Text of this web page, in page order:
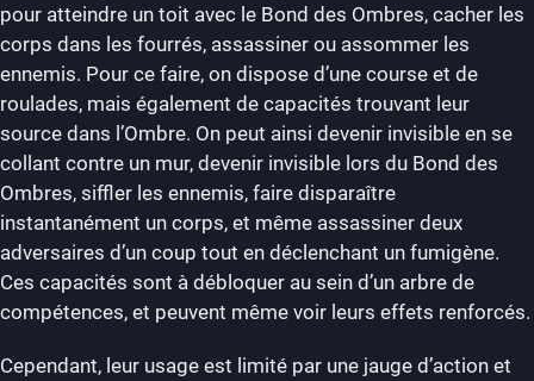
pour atteindre un toit avec le Bond des Ombres, cacher les
corps dans les fourrés, assassiner ou assommer les
ennemis. Pour ce faire, on dispose d’une course et de
roulades, mais également de capacités trouvant leur
source dans l’Ombre. On peut ainsi devenir invisible en se
collant contre un mur, devenir invisible lors du Bond des
Ombres, siffler les ennemis, faire disparaître
instantanément un corps, et même assassiner deux
adversaires d’un coup tout en déclenchant un fumigène.
Ces capacités sont à débloquer au sein d’un arbre de
compétences, et peuvent même voir leurs effets renforcés.
Cependant, leur usage est limité par une jauge d’action et